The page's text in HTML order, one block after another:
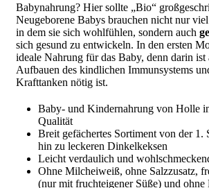
Babynahrung? Hier sollte „Bio“
Neugeborene Babys brauchen nicht nur
in dem sie sich wohlfühlen, sondern auch
sich gesund zu entwickeln. In den ersten
ideale Nahrung für das Baby, denn darin ist
Aufbauen des kindlichen Immunsystems
Krafttanken nötig ist.
Baby- und Kindernahrung von Holle
Qualität
Breit gefächertes Sortiment von der 1.
hin zu leckeren Dinkelkeksen
Leicht verdaulich und
Ohne Milcheiweiß, ohne Salzzusatz,
(nur mit fruchteigener Süße) und ohne